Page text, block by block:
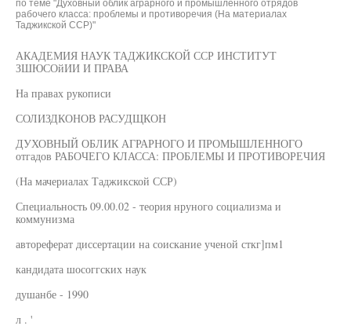
по теме "Духовный облик аграрного и промышленного отрядов
рабочего класса: проблемы и противоречия (На материалах
Таджикской ССР)"
АКАДЕМИЯ НАУК ТАДЖИКСКОЙ ССР ИНСТИТУТ
ЗШЮСОйИИ И ПРАВА
На правах рукописи
СОЛИЗДКОНОВ РАСУДЩКОН
ДУХОВНЫЙ ОБЛИК АГРАРНОГО И ПРОМЫШЛЕННОГО
отгадов РАБОЧЕГО КЛАССА: ПРОБЛЕМЫ И ПРОТИВОРЕЧИЯ
(На мачериалах Таджикской ССР)
Специальность 09.00.02 - теория нруного социализма и
коммунизма
автореферат диссертации на соискание ученой сткг]пм1
кандидата шосоггских наук
душанбе - 1990
л . '